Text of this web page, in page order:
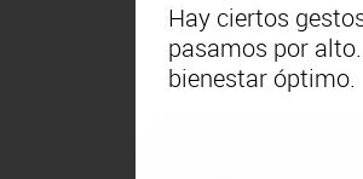
Hay ciertos
pasamos por
bienestar óptimo.